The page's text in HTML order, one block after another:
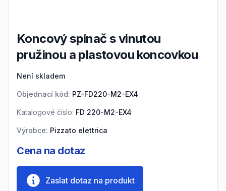
Koncový spínač s vinutou
pružinou a plastovou koncovkou
Není skladem
Objednací kód: PZ-FD220-M2-EX4
Katalogové číslo: FD 220-M2-EX4
Výrobce: Pizzato elettrica
Cena na dotaz
Zaslat dotaz na produkt